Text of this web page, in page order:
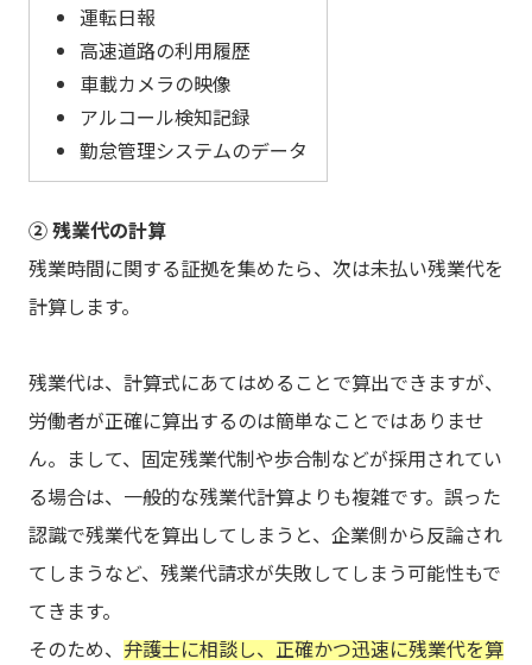
運転日報
高速道路の利用履歴
車載カメラの映像
アルコール検知記録
勤怠管理システムのデータ
② 残業代の計算
残業時間に関する証拠を集めたら、次は未払い残業代を
計算します。
残業代は、計算式にあてはめることで算出できますが、
労働者が正確に算出するのは簡単なことではありませ
ん。まして、固定残業代制や歩合制などが採用されてい
る場合は、一般的な残業代計算よりも複雑です。誤った
認識で残業代を算出してしまうと、企業側から反論され
てしまうなど、残業代請求が失敗してしまう可能性もで
てきます。
そのため、 弁護士に相談し、正確かつ迅速に残業代を算